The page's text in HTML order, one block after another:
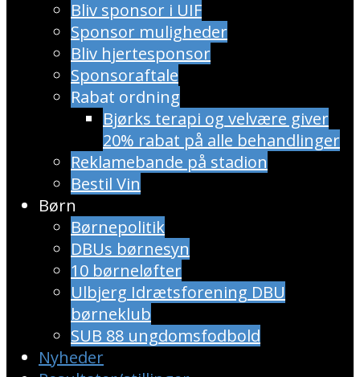
Bliv sponsor i UIF
Sponsor muligheder
Bliv hjertesponsor
Sponsoraftale
Rabat ordning
​Bjørks terapi og velvære giver
20% rabat på alle behandlinger
Reklamebande på stadion
Bestil Vin
Børn
Børnepolitik
DBUs børnesyn
10 børneløfter
Ulbjerg Idrætsforening DBU
børneklub
SUB 88 ungdomsfodbold
Nyheder